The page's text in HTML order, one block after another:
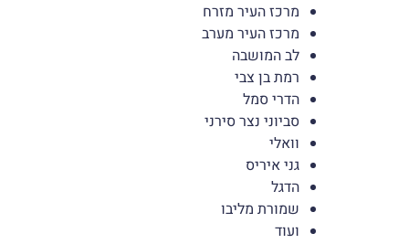
מרכז העיר מזרח
מרכז העיר מערב
לב המושבה
רמת בן צבי
הדרי סמל
סביוני נצר סירני
וואלי
גני איריס
הדגל
שמורת מליבו
ועוד